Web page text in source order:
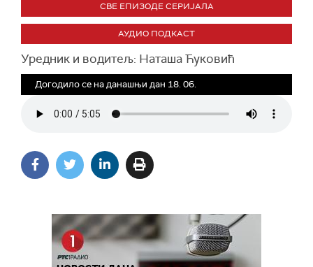
СВЕ ЕПИЗОДЕ СЕРИЈАЛА
АУДИО ПОДКАСТ
Уредник и водитељ: Наташа Ћуковић
Догодило се на данашњи дан 18. 06.